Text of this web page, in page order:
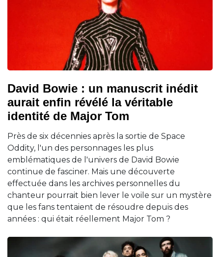
David Bowie : un manuscrit inédit
aurait enfin révélé la véritable
identité de Major Tom
Près de six décennies après la sortie de Space
Oddity, l'un des personnages les plus
emblématiques de l'univers de David Bowie
continue de fasciner. Mais une découverte
effectuée dans les archives personnelles du
chanteur pourrait bien lever le voile sur un mystère
que les fans tentaient de résoudre depuis des
années : qui était réellement Major Tom ?